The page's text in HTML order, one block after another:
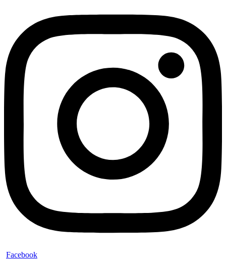
Facebook